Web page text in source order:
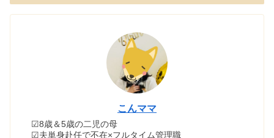
こんママ
☑8歳＆5歳の二児の母
☑夫単身赴任で不在×フルタイム管理職